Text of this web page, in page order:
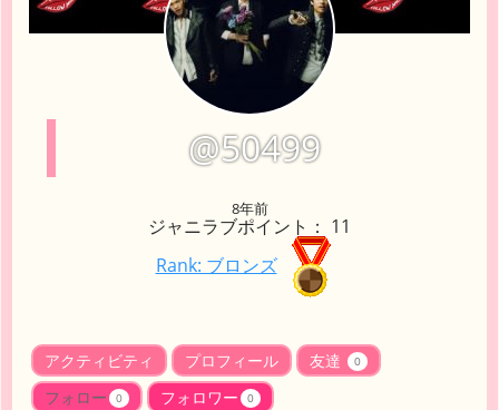
@50499
8年前
ジャニラブポイント： 11
Rank: ブロンズ
アクティビティ プロフィール 友達 0
フォロー 0 フォロワー 0